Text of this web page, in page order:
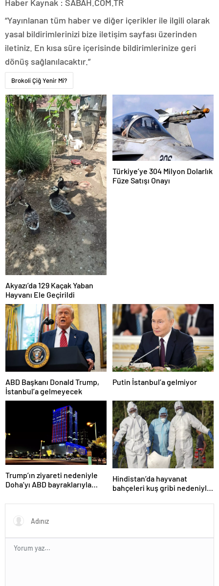
Haber Kaynak : SABAH.COM.TR
“Yayınlanan tüm haber ve diğer içerikler ile ilgili olarak
yasal bildirimlerinizi bize iletişim sayfası üzerinden
iletiniz. En kısa süre içerisinde bildirimlerinize geri
dönüş sağlanılacaktır.”
Brokoli Çiğ Yenir Mi?
Akyazı’da 129 Kaçak Yaban
Hayvanı Ele Geçirildi
Türkiye’ye 304 Milyon Dolarlık
Füze Satışı Onayı
ABD Başkanı Donald Trump,
İstanbul’a gelmeyecek
Putin İstanbul’a gelmiyor
Trump’ın ziyareti nedeniyle
Doha’yı ABD bayraklarıyla
Hindistan’da hayvanat
bahçeleri kuş gribi nedeniyle